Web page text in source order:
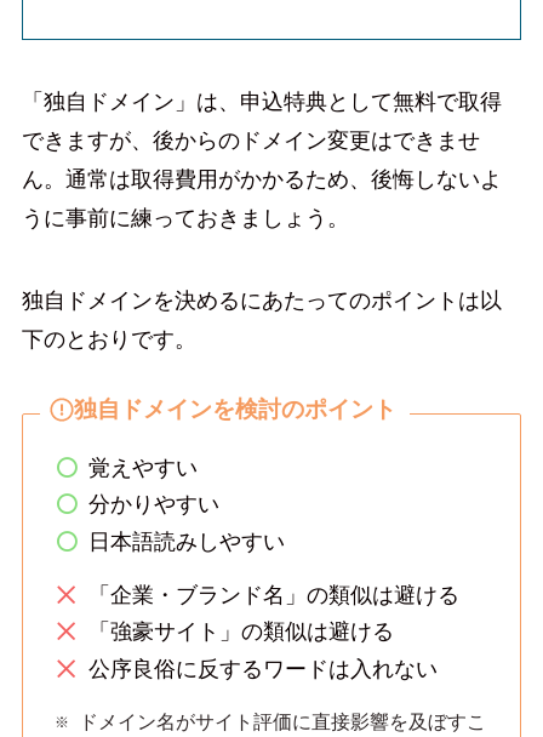
「独自ドメイン」は、申込特典として無料で取得
できますが、後からのドメイン変更はできませ
ん。通常は取得費用がかかるため、後悔しないよ
うに事前に練っておきましょう。
独自ドメインを決めるにあたってのポイントは以
下のとおりです。
独自ドメインを検討のポイント
覚えやすい
分かりやすい
日本語読みしやすい
「企業・ブランド名」の類似は避ける
「強豪サイト」の類似は避ける
公序良俗に反するワードは入れない
ドメイン名がサイト評価に直接影響を及ぼすこ